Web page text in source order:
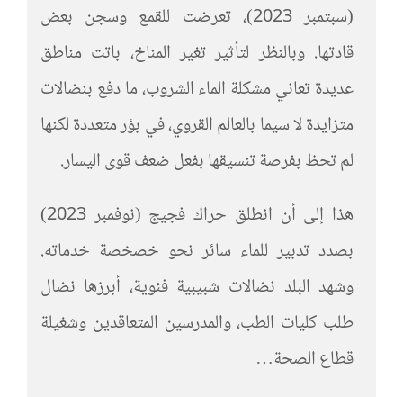
(سبتمبر 2023)، تعرضت للقمع وسجن بعض
قادتها. وبالنظر لتأثير تغير المناخ، باتت مناطق
عديدة تعاني مشكلة الماء الشروب، ما دفع بنضالات
متزايدة لا سيما بالعالم القروي، في بؤر متعددة لكنها
لم تحظ بفرصة تنسيقها بفعل ضعف قوى اليسار.
هذا إلى أن انطلق حراك فجيج (نوفمبر 2023)
بصدد تدبير للماء سائر نحو خصخصة خدماته.
وشهد البلد نضالات شبيبية فئوية، أبرزها نضال
طلب كليات الطب، والمدرسين المتعاقدين وشغيلة
قطاع الصحة…